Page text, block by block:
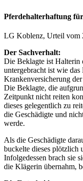
Pferdehalterhaftung
LG Koblenz, Urteil vom
Der Sachverhalt:
Die Beklagte ist Halterin
untergebracht ist wie
Krankenversicherung
Die Beklagte, die
Zeitpunkt nicht reiten
dieses gelegentlich zu
die Geschädigte und
werde.
Als die Geschädigte
buckelte dieses plötzlich
Infolgedessen brach sie
die Klägerin übernahm,